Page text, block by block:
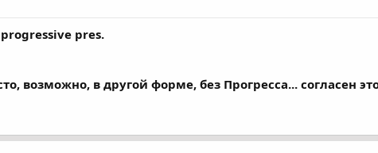
pres.
возможно, в другой форме, без Прогресса... согласен